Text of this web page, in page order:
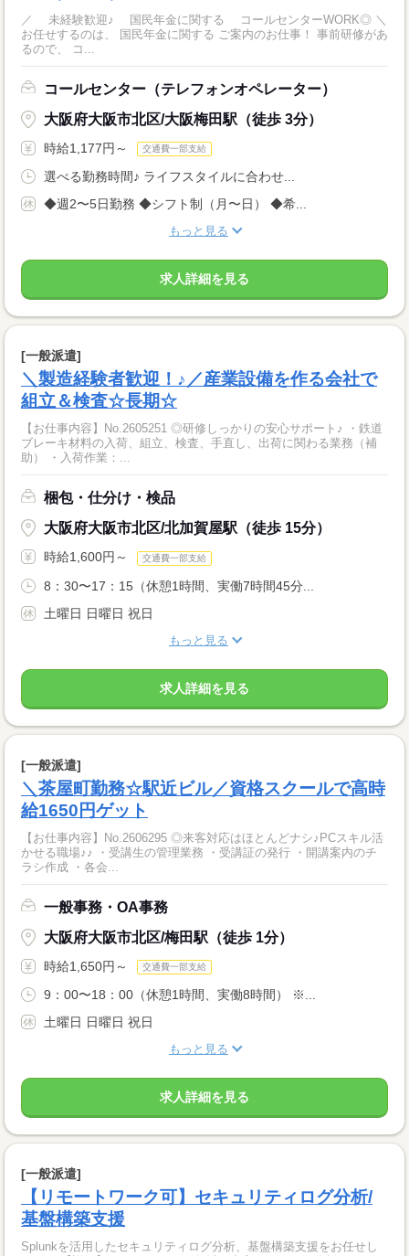
／ 未経験歓迎♪ 国民年金に関する コールセンターWORK◎ ＼
お任せするのは、 国民年金に関する ご案内のお仕事！ 事前研修があ
るので、 コ...
コールセンター（テレフォンオペレーター）
大阪府大阪市北区/大阪梅田駅（徒歩 3分）
時給1,177円～ 交通費一部支給
選べる勤務時間♪ ライフスタイルに合わせ...
◆週2〜5日勤務 ◆シフト制（月〜日） ◆希...
もっと見る
求人詳細を見る
[一般派遣]
＼製造経験者歓迎！♪／産業設備を作る会社で
組立＆検査☆長期☆
【お仕事内容】No.2605251 ◎研修しっかりの安心サポート♪ ・鉄道
ブレーキ材料の入荷、組立、検査、手直し、出荷に関わる業務（補
助） ・入荷作業：...
梱包・仕分け・検品
大阪府大阪市北区/北加賀屋駅（徒歩 15分）
時給1,600円～ 交通費一部支給
8：30〜17：15（休憩1時間、実働7時間45分...
土曜日 日曜日 祝日
もっと見る
求人詳細を見る
[一般派遣]
＼茶屋町勤務☆駅近ビル／資格スクールで高時
給1650円ゲット
【お仕事内容】No.2606295 ◎来客対応はほとんどナシ♪PCスキル活
かせる職場♪♪ ・受講生の管理業務 ・受講証の発行 ・開講案内のチ
ラシ作成 ・各会...
一般事務・OA事務
大阪府大阪市北区/梅田駅（徒歩 1分）
時給1,650円～ 交通費一部支給
9：00〜18：00（休憩1時間、実働8時間） ※...
土曜日 日曜日 祝日
もっと見る
求人詳細を見る
[一般派遣]
【リモートワーク可】セキュリティログ分析/
基盤構築支援
Splunkを活用したセキュリティログ分析、基盤構築支援をお任せし